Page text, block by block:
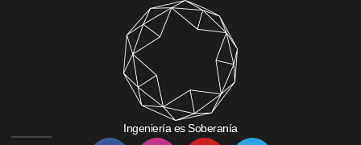
Ingeniería es Soberanía